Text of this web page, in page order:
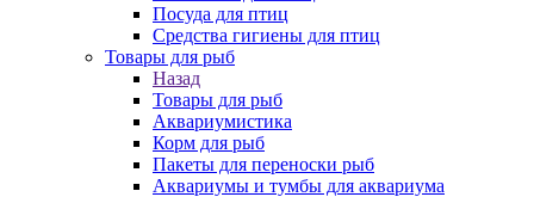
Посуда для птиц
Средства гигиены для птиц
Товары для рыб
Назад
Товары для рыб
Аквариумистика
Корм для рыб
Пакеты для переноски рыб
Аквариумы и тумбы для аквариума